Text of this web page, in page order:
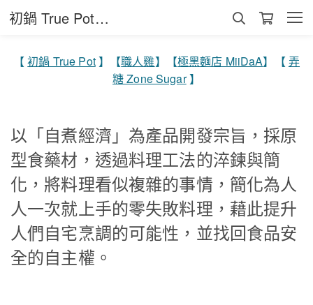
初鍋 True Pot（宏達亞奈有限公司）
【初鍋 True Pot】【職人雞】 【極黑麵店 MiiDaA】【弄
糖 Zone Sugar】
以「自煮經濟」為產品開發宗旨，採原
型食藥材，透過料理工法的淬鍊與簡
化，將料理看似複雜的事情，簡化為人
人一次就上手的零失敗料理，藉此提升
人們自宅烹調的可能性，並找回食品安
全的自主權。